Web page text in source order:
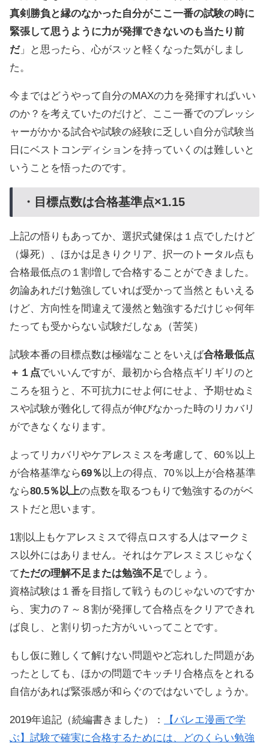
真剣勝負と縁のなかった自分がここ一番の試験の時に
緊張して思うように力が発揮できないのも当たり前
だ」と思ったら、心がスッと軽くなった気がしまし
た。
今まではどうやって自分のMAXの力を発揮すればいい
のか？を考えていたのだけど、ここ一番でのプレッシ
ャーがかかる試合や試験の経験に乏しい自分が試験当
日にベストコンディションを持っていくのは難しいと
いうことを悟ったのです。
・目標点数は合格基準点×1.15
上記の悟りもあってか、選択式健保は１点でしたけど
（爆死）、ほかは足きりクリア、択一のトータル点も
合格最低点の１割増しで合格することができました。
勿論あれだけ勉強していれば受かって当然ともいえる
けど、方向性を間違えて漫然と勉強するだけじゃ何年
たっても受からない試験だしなぁ（苦笑）
試験本番の目標点数は極端なことをいえば合格最低点
＋１点でいいんですが、最初から合格点ギリギリのと
ころを狙うと、不可抗力にせよ何にせよ、予期せぬミ
スや試験が難化して得点が伸びなかった時のリカバリ
ができなくなります。
よってリカバリやケアレスミスを考慮して、60％以上
が合格基準なら69％以上の得点、70％以上が合格基準
なら80.5％以上の点数を取るつもりで勉強するのがベ
ストだと思います。
1割以上もケアレスミスで得点ロスする人はマークミ
ス以外にはありません。それはケアレスミスじゃなく
てただの理解不足または勉強不足でしょう。
資格試験は１番を目指して戦うものじゃないのですか
ら、実力の７～８割が発揮して合格点をクリアできれ
ば良し、と割り切った方がいいってことです。
もし仮に難しくて解けない問題やど忘れした問題があ
ったとしても、ほかの問題でキッチリ合格点をとれる
自信があれば緊張感が和らぐのではないでしょうか。
2019年追記（続編書きました）：
【バレエ漫画で学
ぶ】試験で確実に合格するためには、どのくらい勉強